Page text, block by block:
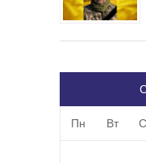
Пн Вт